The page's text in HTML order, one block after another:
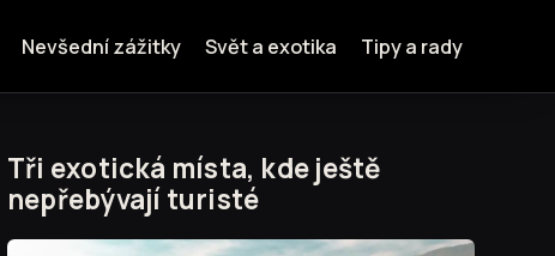
Nevšední zážitky Svět a exotika Tipy a rady
Tři exotická místa, kde ještě
nepřebývají turisté